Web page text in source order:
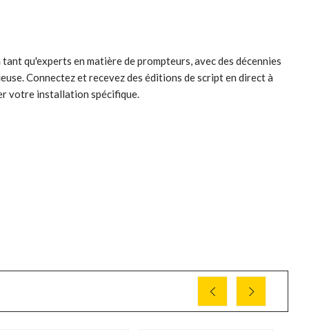
qu'experts en matière de prompteurs, avec des décennies
Connectez et recevez des éditions de script en direct à
votre installation spécifique.